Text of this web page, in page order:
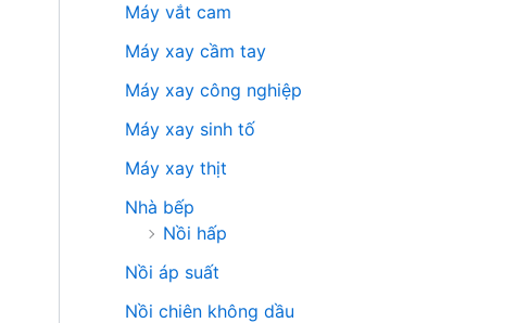
Máy vắt cam
Máy xay cầm tay
Máy xay công nghiệp
Máy xay sinh tố
Máy xay thịt
Nhà bếp
Nồi hấp
Nồi áp suất
Nồi chiên không dầu